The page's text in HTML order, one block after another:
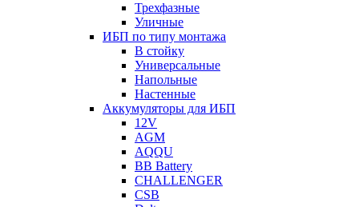
Трехфазные
Уличные
ИБП по типу монтажа
В стойку
Универсальные
Напольные
Настенные
Аккумуляторы для ИБП
12V
AGM
AQQU
BB Battery
CHALLENGER
CSB